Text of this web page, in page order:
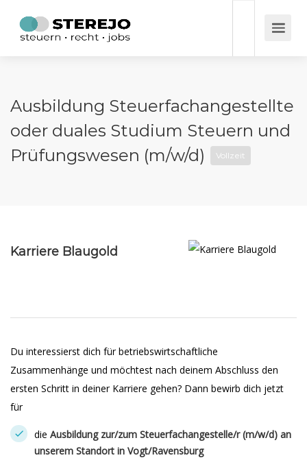
Ausbildung Steuerfachangestellte
oder duales Studium Steuern und
Prüfungswesen (m/w/d)
Vollzeit
Karriere Blaugold
Du interessierst dich für betriebswirtschaftliche
Zusammenhänge und möchtest nach deinem Abschluss den
ersten Schritt in deiner Karriere gehen? Dann bewirb dich jetzt
für
die Ausbildung zur/zum Steuerfachangestelle/r(m/w/d) an
unserem Standort in Vogt/Ravensburg